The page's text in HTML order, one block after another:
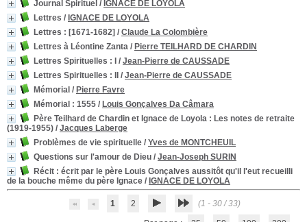
Journal Spirituel / IGNACE DE LOYOLA
Lettres / IGNACE DE LOYOLA
Lettres : [1671-1682] / Claude La Colombière
Lettres à Léontine Zanta / Pierre TEILHARD DE CHARDIN
Lettres Spirituelles : I / Jean-Pierre de CAUSSADE
Lettres Spirituelles : II / Jean-Pierre de CAUSSADE
Mémorial / Pierre Favre
Mémorial : 1555 / Louis Gonçalves Da Câmara
Père Teilhard de Chardin et Ignace de Loyola : Les notes de retraite
(1919-1955) / Jacques Laberge
Problèmes de vie spirituelle / Yves de MONTCHEUIL
Questions sur l'amour de Dieu / Jean-Joseph SURIN
Récit : écrit par le père Louis Gonçalves aussitôt qu'il l'eut recueilli
de la bouche même du père Ignace / IGNACE DE LOYOLA
1 2 (1 - 30 / 33)